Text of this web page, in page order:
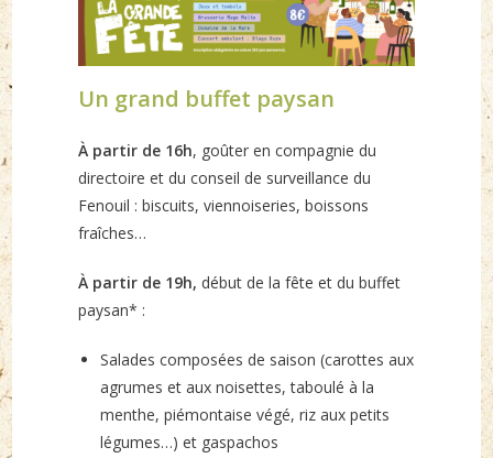
Un grand buffet paysan
À partir de 16h, goûter en compagnie du
directoire et du conseil de surveillance du
Fenouil : biscuits, viennoiseries, boissons
fraîches…
À partir de 19h, début de la fête et du buffet
paysan* :
Salades composées de saison (carottes aux
agrumes et aux noisettes, taboulé à la
menthe, piémontaise végé, riz aux petits
légumes…) et gaspachos